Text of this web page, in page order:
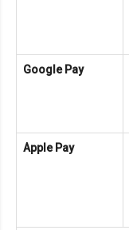
Google Pay
Apple Pay